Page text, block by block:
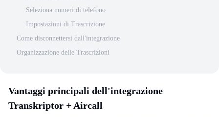
Seleziona numeri di telefono
Impostazioni di Trascrizione
Come disconnettersi dall'integrazione
Organizzazione delle Trascrizioni
Vantaggi principali dell'integrazione
Transkriptor + Aircall